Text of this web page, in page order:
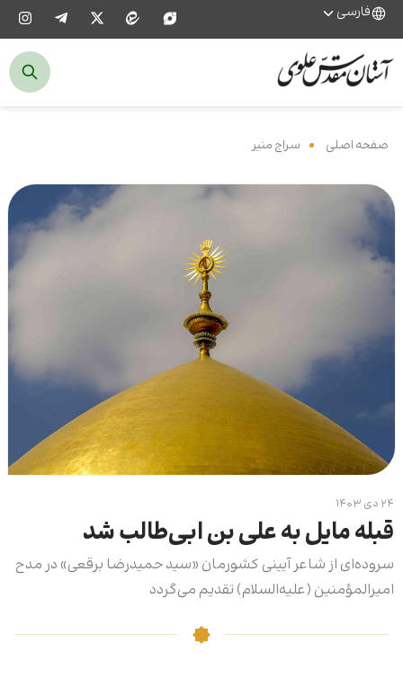
فارسی
صفحه اصلی سراج منیر
۲۴ دی ۱۴۰۳
قبله مایل به علی بن ابی‌طالب شد
سروده‌ای از شاعر آیینی کشورمان «سید حمیدرضا برقعی» در مدح
امیرالمؤمنین (علیه‌السلام) تقدیم می‌گردد